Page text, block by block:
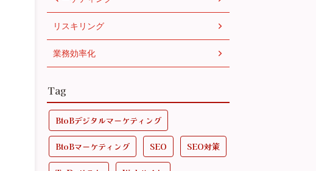
リスキリング
業務効率化
Tag
BtoBデジタルマーケティング
BtoBマーケティング SEO SEO対策